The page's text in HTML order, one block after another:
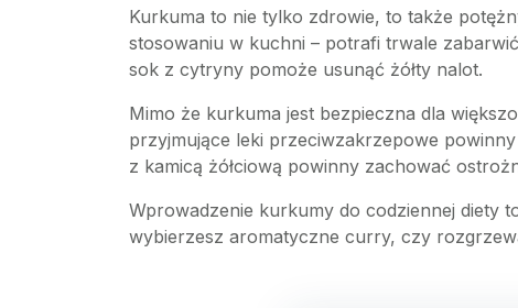
Kurkuma to nie tylko zdrowie, to także
stosowaniu w kuchni – potrafi trwale
sok z cytryny pomoże usunąć żółty nalot.
Mimo że kurkuma jest bezpieczna dla
przyjmujące leki przeciwzakrzepowe
z kamicą żółciową powinny zachować
Wprowadzenie kurkumy do codziennej diety
wybierzesz aromatyczne curry, czy